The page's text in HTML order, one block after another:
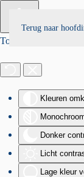
Toegankelijkheid
Kleuren
Donker
Licht
Lage kleur
Terug naar